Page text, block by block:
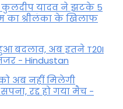
कुलदीप यादव ने झटके 5
का श्रीलंका के खिलाफ
बदलाव, अब इतने T20I
- Hindustan
अब नहीं मिलेगी
सपना, रद्द हो गया मैच -